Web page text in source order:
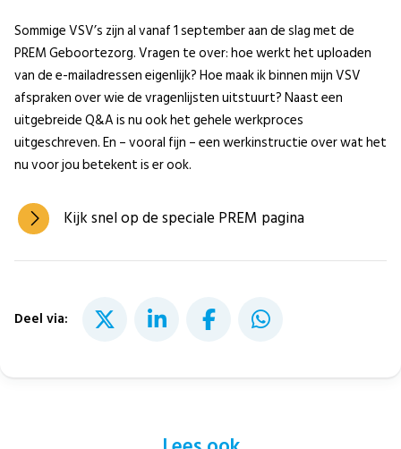
Sommige VSV’s zijn al vanaf 1 september aan de slag met de
PREM Geboortezorg. Vragen te over: hoe werkt het uploaden
van de e-mailadressen eigenlijk? Hoe maak ik binnen mijn VSV
afspraken over wie de vragenlijsten uitstuurt? Naast een
uitgebreide Q&A is nu ook het gehele werkproces
uitgeschreven. En – vooral fijn – een werkinstructie over wat het
nu voor jou betekent is er ook.
Kijk snel op de speciale PREM pagina
Deel via: